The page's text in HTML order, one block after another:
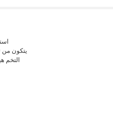
يتكون من ثلاثية عدد 2